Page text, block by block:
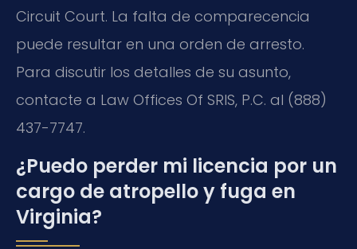
Circuit Court. La falta de comparecencia
puede resultar en una orden de arresto.
Para discutir los detalles de su asunto,
contacte a Law Offices Of SRIS, P.C. al (888)
437-7747.
¿Puedo perder mi licencia por un
cargo de atropello y fuga en
Virginia?